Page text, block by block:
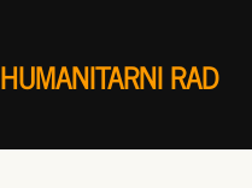
HUMANITARNI RAD